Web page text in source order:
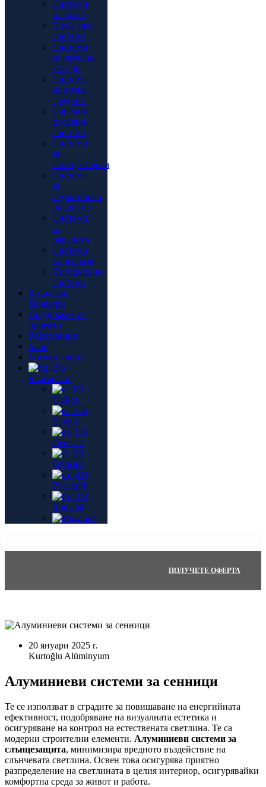
Системи
за врати
Плъзгащи
системи
Системи
за окачени
фасади
Система
за зимна
градина
Панелни
фасадни
системи
Системи
за
слънцезащита
Система
за
алуминиево
покритие
Системи
за
парапети
Системи
за первази
Интериорни
системи
Каталози/
Брошури
Поддръжка на
проекти
Референции
Блог
Комуникация
Български
Türkçe
English
Deutsch
Français
Русский
Română
العربية
ПОЛУЧЕТЕ ОФЕРТА
20 януари 2025 г.
Алуминиеви системи за сенници
Те се използват в сградите за повишаване на енергийната
ефективност, подобряване на визуалната естетика и
осигуряване на контрол на естествената светлина. Те са
модерни строителни елементи. Алуминиеви системи за
слънцезащита, минимизира вредното въздействие на
слънчевата светлина. Освен това осигурява приятно
разпределение на светлината в целия интериор, осигурявайки
комфортна среда за живот и работа.